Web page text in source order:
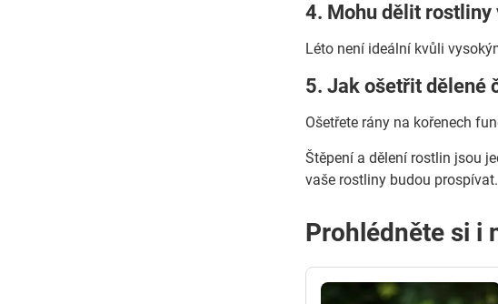
4. Mohu dělit rostliny
Léto není ideální kvůli
5. Jak ošetřit dělené
Ošetřete rány na kořenech
Štěpení a dělení rostlin jsou
vaše rostliny budou prospívat.
Prohlédněte si i